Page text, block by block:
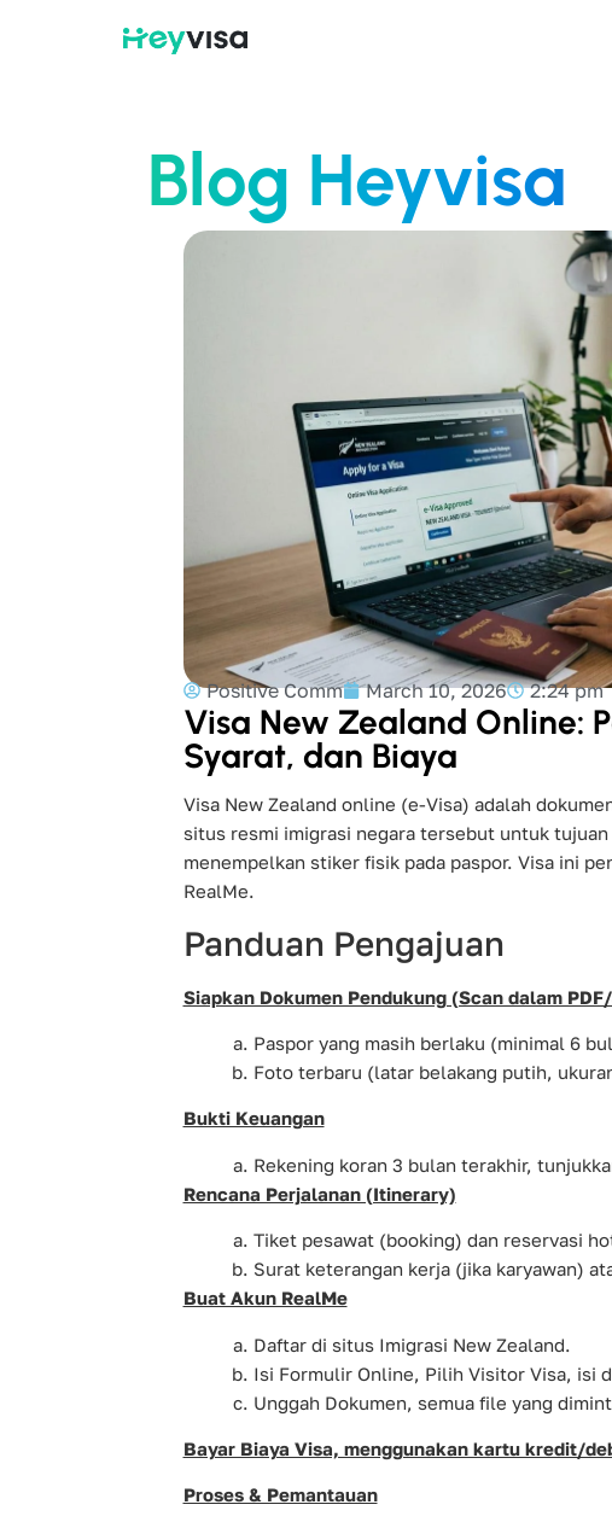
Blog Heyvisa
Positive Comm March 10, 2026 2:24 pm
Visa New Zealand Online:
Syarat, dan Biaya
Visa New Zealand online (e-Visa) adalah
situs resmi imigrasi negara tersebut untuk
menempelkan stiker fisik pada paspor. Visa ini
RealMe.
Panduan Pengajuan
Siapkan Dokumen Pendukung (Scan dalam
Paspor yang masih berlaku (minimal 6
Foto terbaru (latar belakang putih,
Bukti Keuangan
Rekening koran 3 bulan terakhir,
Rencana Perjalanan (Itinerary)
Tiket pesawat (booking) dan reservasi
Surat keterangan kerja (jika karyawan)
Buat Akun RealMe
Daftar di situs Imigrasi New Zealand.
Isi Formulir Online, Pilih Visitor Visa, isi
Unggah Dokumen, semua file yang
Bayar Biaya Visa, menggunakan kartu kredit/
Proses & Pemantauan